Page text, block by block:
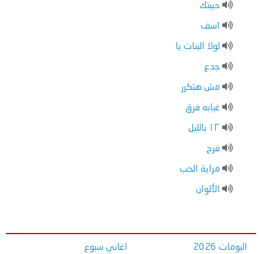
حبيتك
اسف
لولا البنات يا
جدع
مش هتكرر
غيابه فرق
١٢ بالليل
فرح
مراية الحب
الألوان
البومات 2026 اغاني سبوع